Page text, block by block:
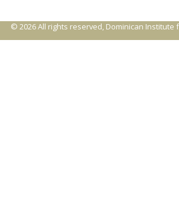
© 2026 All rights reserved, Dominican Institute